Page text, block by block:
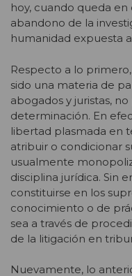
hoy, cuando queda
abandono de la
humanidad expuesta
Respecto a lo
sido una materia de
abogados y juristas,
determinación. En
libertad plasmada en
atribuir o condicionar
usualmente
disciplina jurídica. Sin
constituirse en los
conocimiento o de
sea a través de
de la litigación en
Nuevamente, lo